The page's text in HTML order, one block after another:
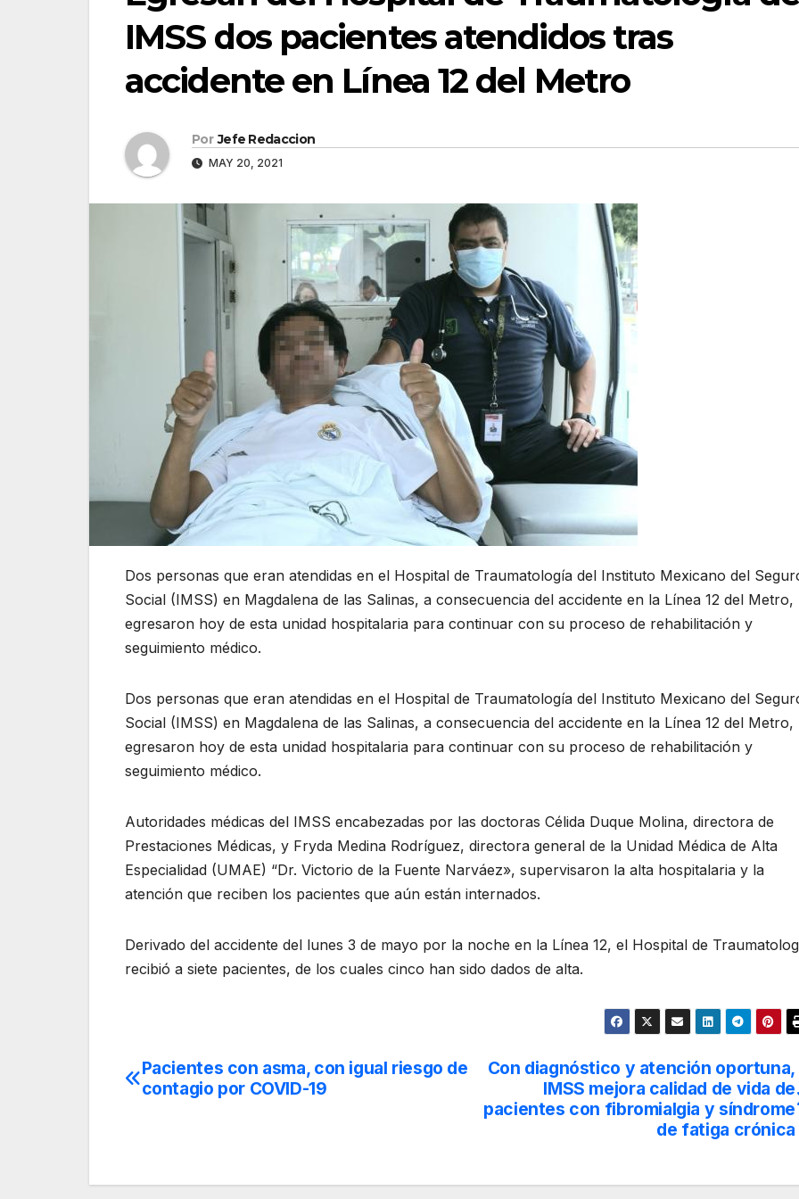
IMSS dos pacientes atendidos tras
accidente en Línea 12 del Metro
Por Jefe Redaccion
MAY 20, 2021
Dos personas que eran atendidas en el Hospital de Traumatología del Instituto Mexicano del
Social (IMSS) en Magdalena de las Salinas, a consecuencia del accidente en la Línea 12 del Metro,
egresaron hoy de esta unidad hospitalaria para continuar con su proceso de rehabilitación y
seguimiento médico.
Dos personas que eran atendidas en el Hospital de Traumatología del Instituto Mexicano del
Social (IMSS) en Magdalena de las Salinas, a consecuencia del accidente en la Línea 12 del Metro,
egresaron hoy de esta unidad hospitalaria para continuar con su proceso de rehabilitación y
seguimiento médico.
Autoridades médicas del IMSS encabezadas por las doctoras Célida Duque Molina, directora de
Prestaciones Médicas, y Fryda Medina Rodríguez, directora general de la Unidad Médica de Alta
Especialidad (UMAE) “Dr. Victorio de la Fuente Narváez», supervisaron la alta hospitalaria y la
atención que reciben los pacientes que aún están internados.
Derivado del accidente del lunes 3 de mayo por la noche en la Línea 12, el Hospital de
recibió a siete pacientes, de los cuales cinco han sido dados de alta.
Navegación
Con diagnóstico y atención oportuna,
IMSS mejora calidad de vida de
pacientes con fibromialgia y síndrome
de fatiga crónica
Pacientes con asma, con igual riesgo de
contagio por COVID-19